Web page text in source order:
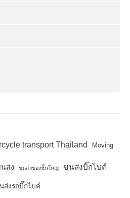
transport Thailand Moving
ส่ง ขนส่งของชิ้นใหญ่ ขนส่งบิ๊กไบค์
ส่งรถบิ๊กไบค์